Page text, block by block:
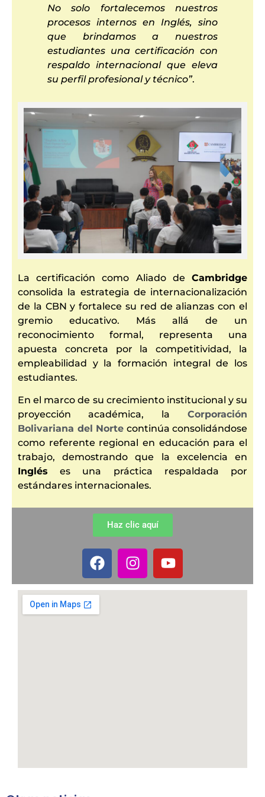
No solo fortalecemos nuestros
procesos internos en Inglés, sino
que brindamos a nuestros
estudiantes una certificación con
respaldo internacional que eleva
su perfil profesional y técnico”.
La certificación como Aliado de Cambridge
consolida la estrategia de internacionalización
de la CBN y fortalece su red de alianzas con el
gremio educativo. Más allá de un
reconocimiento formal, representa una
apuesta concreta por la competitividad, la
empleabilidad y la formación integral de los
estudiantes.
En el marco de su crecimiento institucional y su
proyección académica, la
Corporación
Bolivariana del Norte continúa consolidándose
como referente regional en educación para el
trabajo, demostrando que la excelencia en
Inglés es una práctica respaldada por
estándares internacionales.
Haz clic aquí